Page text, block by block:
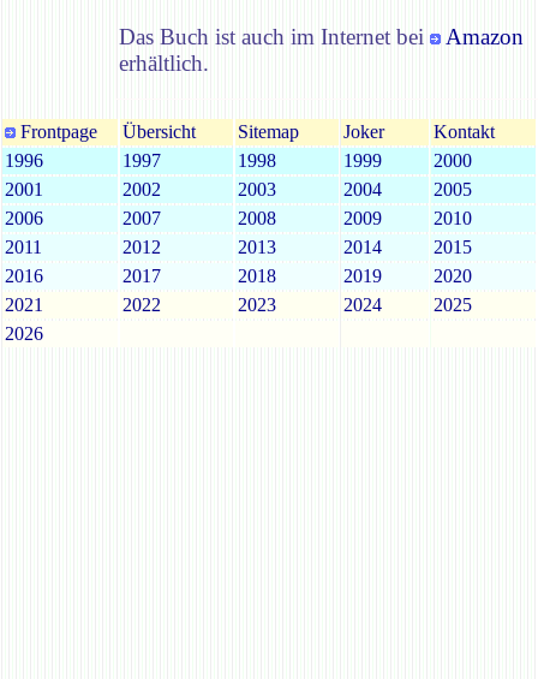
Das Buch ist auch im Internet bei
Amazon
erhältlich.
Frontpage Übersicht Sitemap Joker
Kontakt
1996
1997 1998 1999
2000
2001
2002 2003 2004
2005
2006
2007 2008 2009
2010
2011
2012 2013 2014
2015
2016
2017 2018 2019
2020
2021
2022 2023 2024
2025
2026